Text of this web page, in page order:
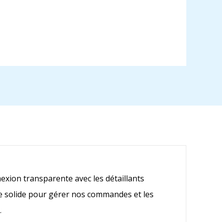
transparente avec les détaillants
pour gérer nos commandes et les